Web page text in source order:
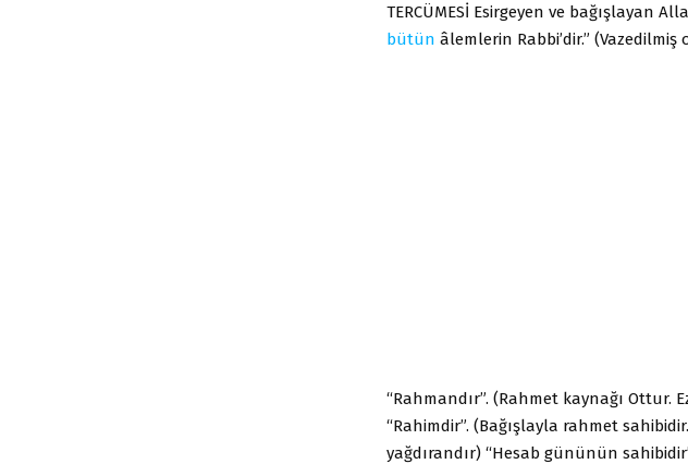
TERCÜMESİ Esirgeyen ve bağışlayan
bütün âlemlerin Rabbi’dir.”
“Rahmandır”. (Rahmet kaynağı Ottur.
“Rahimdir”. (Bağışlayla rahmet
yağdırandır) “Hesab gününün